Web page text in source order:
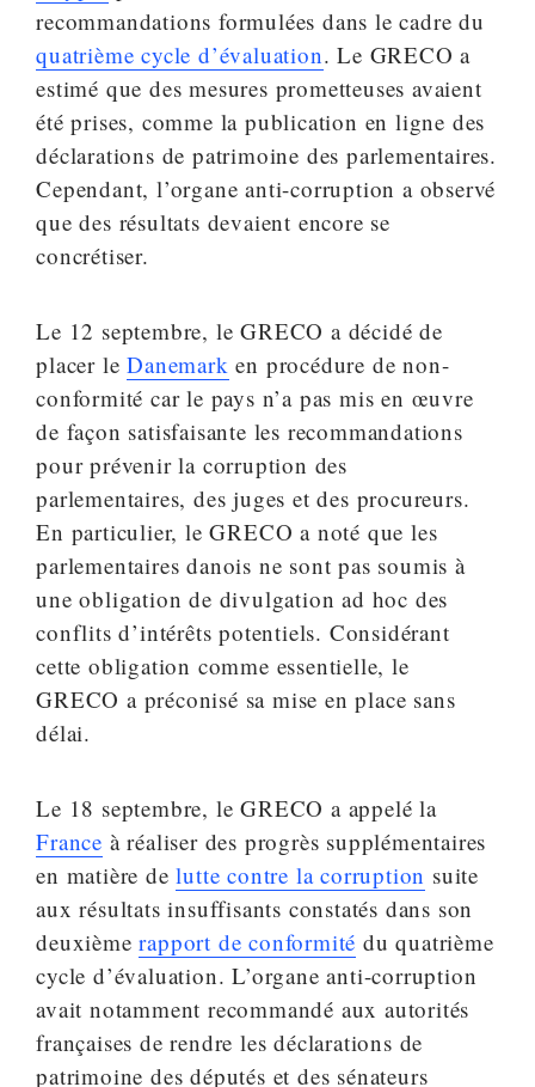
recommandations formulées dans le cadre du
quatrième cycle d’évaluation. Le GRECO a
estimé que des mesures prometteuses avaient
été prises, comme la publication en ligne des
déclarations de patrimoine des parlementaires.
Cependant, l’organe anti-corruption a observé
que des résultats devaient encore se
concrétiser.
Le 12 septembre, le GRECO a décidé de
placer leDanemark en procédure de non-
conformité car le pays n’a pas mis en œuvre
de façon satisfaisante les recommandations
pour prévenir la corruption des
parlementaires, des juges et des procureurs.
En particulier, le GRECO a noté que les
parlementaires danois ne sont pas soumis à
une obligation de divulgation ad hoc des
conflits d’intérêts potentiels. Considérant
cette obligation comme essentielle, le
GRECO a préconisé sa mise en place sans
délai.
Le 18 septembre, le GRECO a appelé la
France à réaliser des progrès supplémentaires
en matière delutte contre la corruption suite
aux résultats insuffisants constatés dans son
deuxièmerapport de conformité du quatrième
cycle d’évaluation. L’organe anti-corruption
avait notamment recommandé aux autorités
françaises de rendre les déclarations de
patrimoine des députés et des sénateurs